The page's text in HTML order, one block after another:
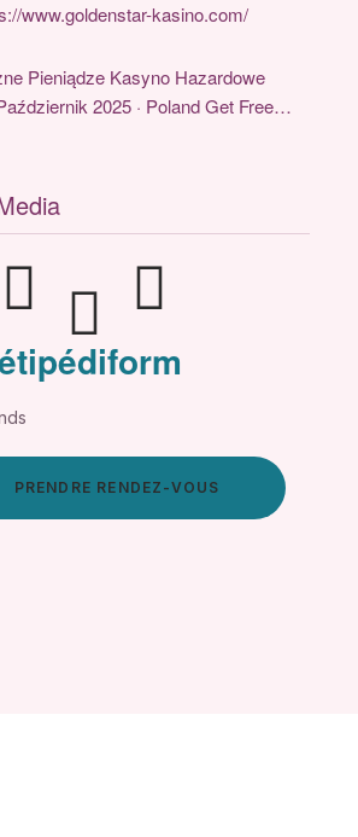
www.goldenstar-kasino.com/
Pieniądze Kasyno Hazardowe
2025 · Poland Get Free
PRENDRE RENDEZ-VOUS